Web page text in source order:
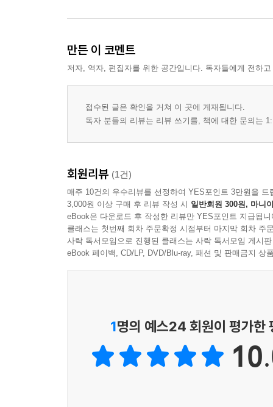
만든 이 코멘트
저자, 역자, 편집자를 위한 공간입니다. 독자들에게 전하
접수된 글은 확인을 거쳐 이 곳에 게재됩니다.
독자 분들의 리뷰는 리뷰 쓰기를, 책에 대한 문의는
회원리뷰 (1건)
매주 10건의 우수리뷰를 선정하여 YES포인트 3만원을 드
3,000원 이상 구매 후 리뷰 작성 시 일반회원 300원, 마니
eBook은 다운로드 후 작성한 리뷰만 YES포인트 지급됩니
클래스는 첫번째 회차 주문확정 시점부터 마지막 회차 주
사락 독서모임으로 진행된 클래스는 사락 독서모임 게시
eBook 페이백, CD/LP, DVD/Blu-ray, 패션 및 판매금지 상
1명의 예스24 회원이 평가한